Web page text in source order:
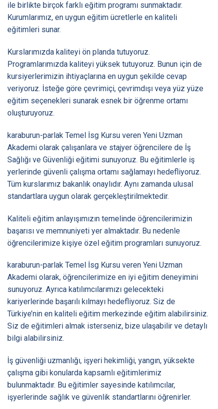
ile birlikte birçok farklı eğitim programı sunmaktadır.
Kurumlarımız, en uygun eğitim ücretlerle en kaliteli
eğitimleri sunar.
Kurslarımızda kaliteyi ön planda tutuyoruz.
Programlarımızda kaliteyi yüksek tutuyoruz. Bunun için de
kursiyerlerimizin ihtiyaçlarına en uygun şekilde cevap
veriyoruz. İsteğe göre çevrimiçi, çevrimdışı veya yüz yüze
eğitim seçenekleri sunarak esnek bir öğrenme ortamı
oluşturuyoruz.
karaburun-parlak Temel İsg Kursu veren Yeni Uzman
Akademi olarak çalışanlara ve stajyer öğrencilere de İş
Sağlığı ve Güvenliği eğitimi sunuyoruz. Bu eğitimlerle iş
yerlerinde güvenli çalışma ortamı sağlamayı hedefliyoruz.
Tüm kurslarımız bakanlık onaylıdır. Aynı zamanda ulusal
standartlara uygun olarak gerçekleştirilmektedir.
Kaliteli eğitim anlayışımızın temelinde öğrencilerimizin
başarısı ve memnuniyeti yer almaktadır. Bu nedenle
öğrencilerimize kişiye özel eğitim programları sunuyoruz.
karaburun-parlak Temel İsg Kursu veren Yeni Uzman
Akademi olarak, öğrencilerimize en iyi eğitim deneyimini
sunuyoruz. Ayrıca katılımcılarımızı gelecekteki
kariyerlerinde başarılı kılmayı hedefliyoruz. Siz de
Türkiye’nin en kaliteli eğitim merkezinde eğitim alabilirsiniz.
Siz de eğitimleri almak isterseniz, bize ulaşabilir ve detaylı
bilgi alabilirsiniz.
İş güvenliği uzmanlığı, işyeri hekimliği, yangın, yüksekte
çalışma gibi konularda kapsamlı eğitimlerimiz
bulunmaktadır. Bu eğitimler sayesinde katılımcılar,
işyerlerinde sağlık ve güvenlik standartlarını öğrenirler.